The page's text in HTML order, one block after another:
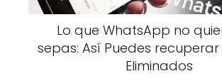
Lo que WhatsApp no
sepas: Así Puedes recuperar
Eliminados